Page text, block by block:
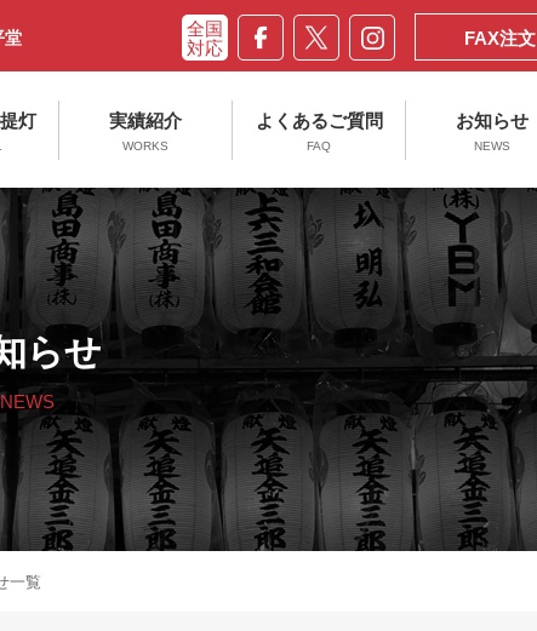
堂 FAX注文
灯 実績紹介
WORKS
よくあるご質問
FAQ
お知らせ
NEWS
らせ
NEWS
一覧